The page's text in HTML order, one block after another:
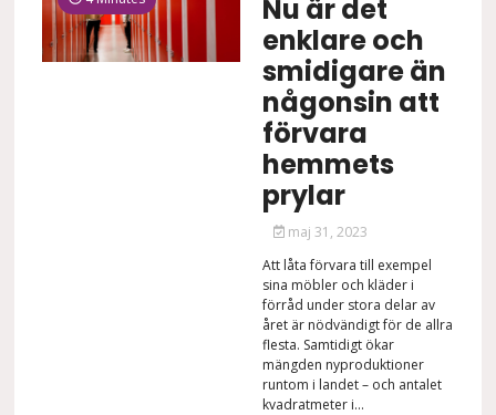
Nu är det
enklare och
smidigare än
någonsin att
förvara
hemmets
prylar
maj 31, 2023
Att låta förvara till exempel
sina möbler och kläder i
förråd under stora delar av
året är nödvändigt för de allra
flesta. Samtidigt ökar
mängden nyproduktioner
runtom i landet – och antalet
kvadratmeter i...